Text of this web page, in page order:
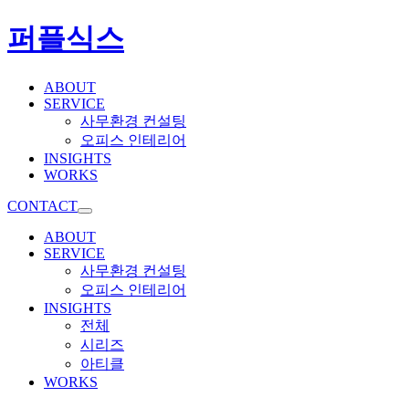
퍼플식스
ABOUT
SERVICE
사무환경 컨설팅
오피스 인테리어
INSIGHTS
WORKS
CONTACT
ABOUT
SERVICE
사무환경 컨설팅
오피스 인테리어
INSIGHTS
전체
시리즈
아티클
WORKS